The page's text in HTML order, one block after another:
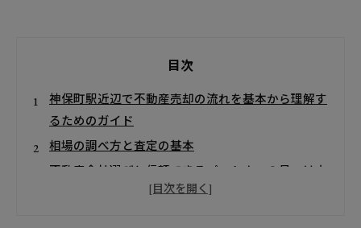
目次
神保町駅近辺で不動産売却の流れを基本から理解す
るためのガイド
相場の調べ方と査定の基本
不動産会社選びと信頼できるパートナーの見つけ方
売却手続きと必要書類の準備